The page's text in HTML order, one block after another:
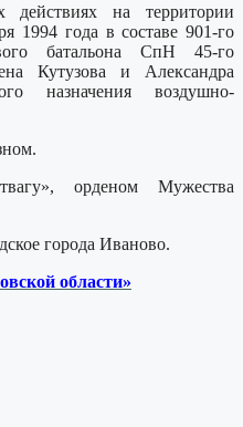
на территории
1994 года в составе 901-го
батальона СпН 45-го
Кутузова и Александра
назначения воздушно-
орденом Мужества
города Иваново.
области»